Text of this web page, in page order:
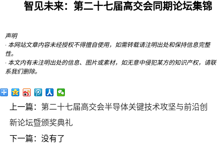
智见未来：第二十七届高交会同期论坛集锦
声明
· 本网站文章内容未经授权不得擅自使用，如需转载请注明出处和保持信息完整
性。
· 本文内有未注明出处的信息、图片或素材，如无意中侵犯某方的知识产权，请联
系我们删除。
上一篇： 第二十七届高交会半导体关键技术攻坚与前沿创
新论坛暨颁奖典礼
下一篇：没有了